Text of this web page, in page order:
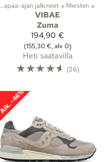
Vapaa-ajan jalkineet ‪» Miesten ‪»
VIBAE
Zuma
194,90 €
(155,30 €, alv 0)
Heti saatavilla
☆☆☆☆☆ (26)
Alk. -46%